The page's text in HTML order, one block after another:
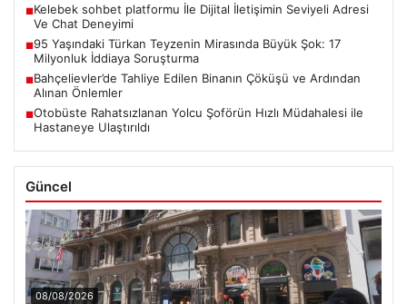
■Kelebek sohbet platformu İle Dijital İletişimin Seviyeli Adresi
Ve Chat Deneyimi
■95 Yaşındaki Türkan Teyzenin Mirasında Büyük Şok: 17
Milyonluk İddiaya Soruşturma
■Bahçelievler’de Tahliye Edilen Binanın Çöküşü ve Ardından
Alınan Önlemler
■Otobüste Rahatsızlanan Yolcu Şoförün Hızlı Müdahalesi ile
Hastaneye Ulaştırıldı
Güncel
08/08/2026